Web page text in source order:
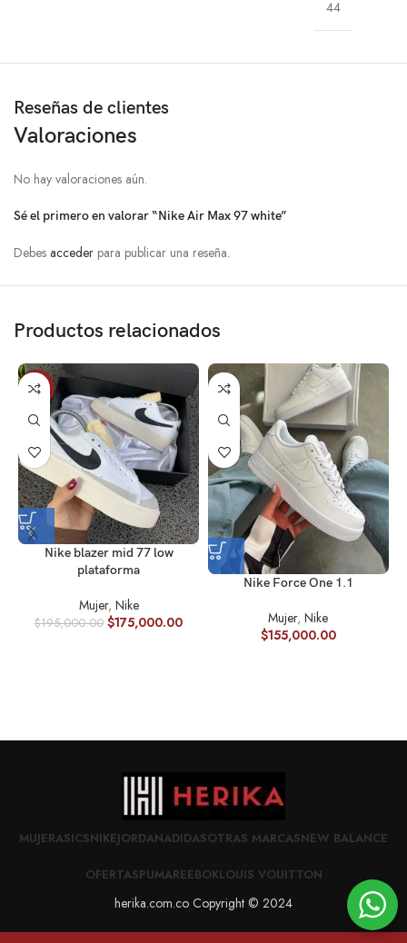
44
Reseñas de clientes
Valoraciones
No hay valoraciones aún.
Sé el primero en valorar “Nike Air Max 97 white”
Debesacceder para publicar una reseña.
Productos relacionados
-10%
Nike blazer mid 77 low
plataforma
Mujer, Nike
$195,000.00 $175,000.00
Nike Force One 1.1
Mujer,Nike
$155,000.00
MUJERASICSNIKEJORDANADIDASOTRAS MARCASNEW BALANCE
OFERTASPUMAREEBOKLOUIS VOUITTON
herika.com.co Copyright © 2024